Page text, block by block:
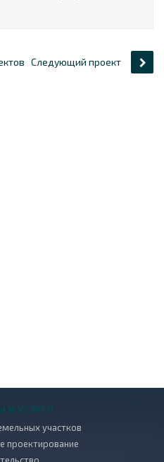
Следующий проект
И УСЛУГИ
участков
проектирование